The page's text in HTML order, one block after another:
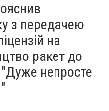
з передачею
на
ракет до
непросте